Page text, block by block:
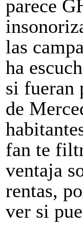
parece
las
ha
si fueran
de
fan te
ventaja
rentas,
ver si